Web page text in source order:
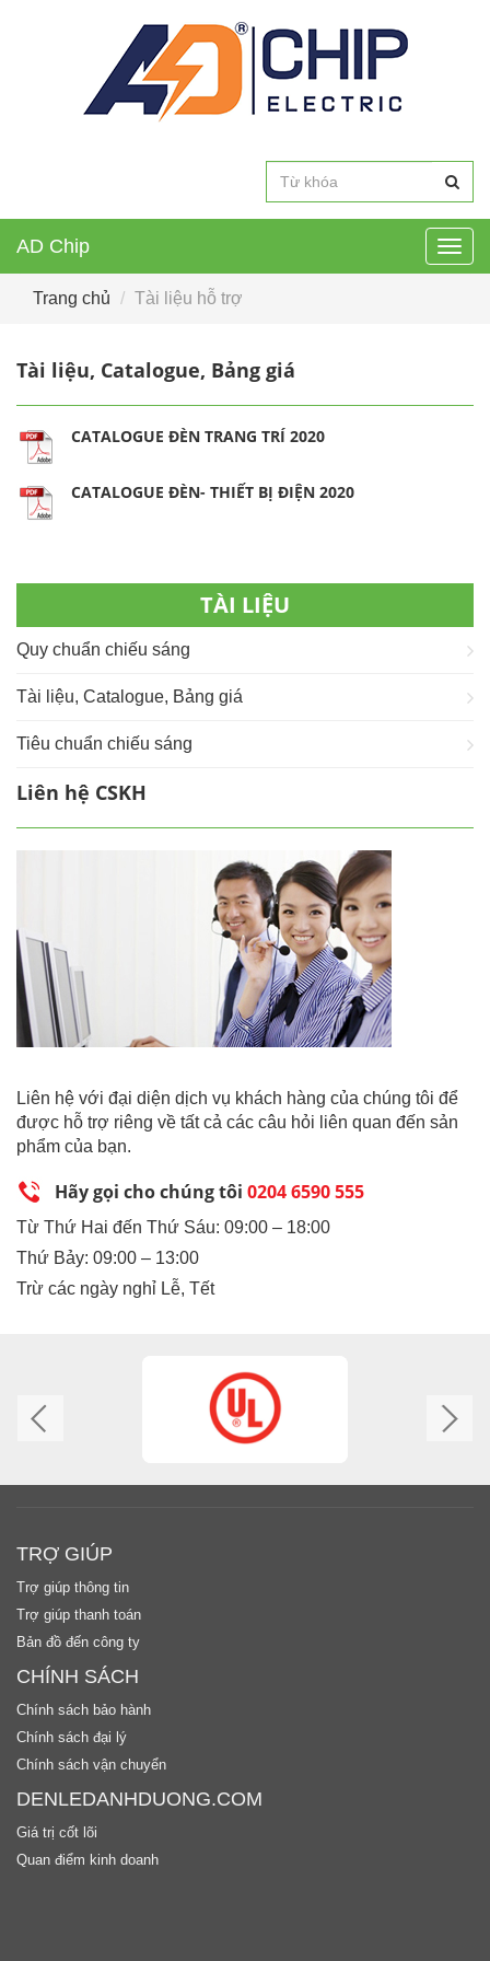
AD Chip
Trang chủ Tài liệu hỗ trợ
Tài liệu, Catalogue, Bảng giá
CATALOGUE ĐÈN TRANG TRÍ 2020
CATALOGUE ĐÈN- THIẾT BỊ ĐIỆN 2020
TÀI LIỆU
Quy chuẩn chiếu sáng
Tài liệu, Catalogue, Bảng giá
Tiêu chuẩn chiếu sáng
Liên hệ CSKH
Liên hệ với đại diện dịch vụ khách hàng của chúng tôi để
được hỗ trợ riêng về tất cả các câu hỏi liên quan đến sản
phẩm của bạn.
Hãy gọi cho chúng tôi 0204 6590 555
Từ Thứ Hai đến Thứ Sáu: 09:00 – 18:00
Thứ Bảy: 09:00 – 13:00
Trừ các ngày nghỉ Lễ, Tết
TRỢ GIÚP
Trợ giúp thông tin
Trợ giúp thanh toán
Bản đồ đến công ty
CHÍNH SÁCH
Chính sách bảo hành
Chính sách đại lý
Chính sách vận chuyển
DENLEDANHDUONG.COM
Giá trị cốt lõi
Quan điểm kinh doanh